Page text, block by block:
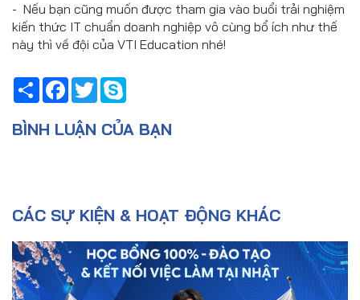
- Nếu bạn cũng muốn được tham gia vào buổi trải nghiệm
kiến thức IT chuẩn doanh nghiệp vô cùng bổ ích như thế
này thì về đội của VTI Education nhé!
ShareFacebook
Twitter
BÌNH LUẬN CỦA BẠN
CÁC SỰ KIỆN & HOẠT ĐỘNG KHÁC